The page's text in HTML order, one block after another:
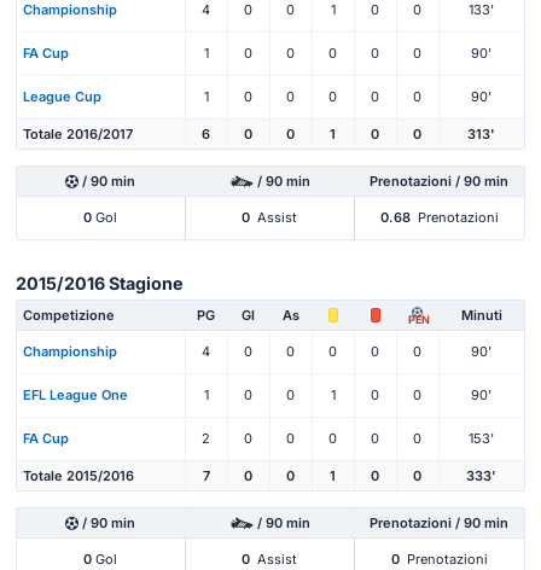
Championship 4 0 0 1 0 0 133'
FA Cup 1 0 0 0 0 0 90'
League Cup 1 0 0 0 0 0 90'
Totale 2016/2017 6 0 0 1 0 0 313'
/ 90 min / 90 min Prenotazioni / 90 min
0 Gol 0 Assist 0.68 Prenotazioni
2015/2016 Stagione
Competizione PG Gl As PEN Minuti
Championship 4 0 0 0 0 0 90'
EFL League One 1 0 0 1 0 0 90'
FA Cup 2 0 0 0 0 0 153'
Totale 2015/2016 7 0 0 1 0 0 333'
/ 90 min / 90 min Prenotazioni / 90 min
0 Gol 0 Assist 0 Prenotazioni